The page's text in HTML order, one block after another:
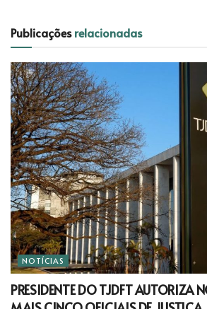
Publicaçõesrelacionadas
NOTÍCIAS
PRESIDENTE DO TJDFT AUTORIZA